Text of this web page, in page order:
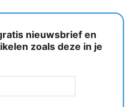
nieuwsbrief en
zoals deze in je